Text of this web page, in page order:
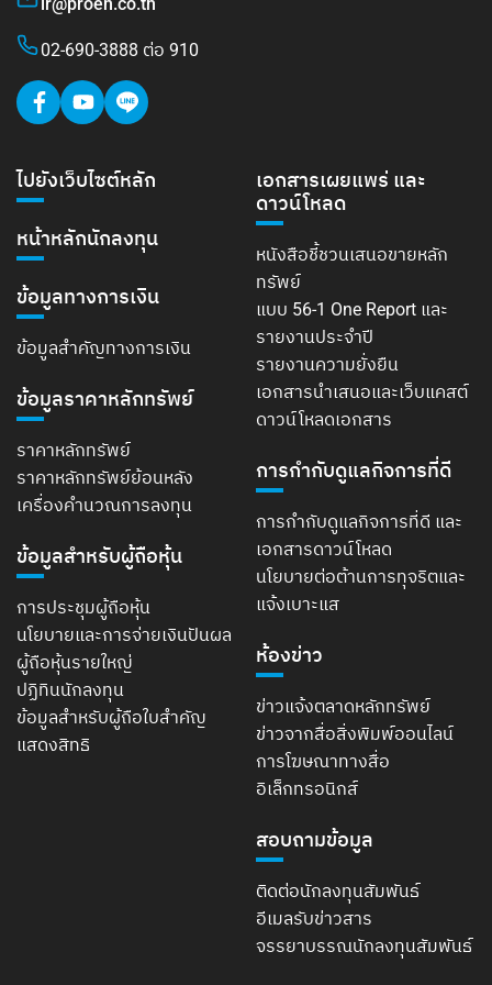
02-690-3888 ต่อ 910
ไปยังเว็บไซต์หลัก
หน้าหลักนักลงทุน
ข้อมูลทางการเงิน
ข้อมูลสำคัญทางการเงิน
ข้อมูลราคาหลักทรัพย์
ราคาหลักทรัพย์
ราคาหลักทรัพย์ย้อนหลัง
เครื่องคำนวณการลงทุน
ข้อมูลสำหรับผู้ถือหุ้น
การประชุมผู้ถือหุ้น
นโยบายและการจ่ายเงินปันผล
ผู้ถือหุ้นรายใหญ่
ปฏิทินนักลงทุน
ข้อมูลสำหรับผู้ถือใบสำคัญ
แสดงสิทธิ
เอกสารเผยแพร่ และ
ดาวน์โหลด
หนังสือชี้ชวนเสนอขายหลัก
ทรัพย์
แบบ 56-1 One Report และ
รายงานประจำปี
รายงานความยั่งยืน
เอกสารนำเสนอและเว็บแคสต์
ดาวน์โหลดเอกสาร
การกำกับดูแลกิจการที่ดี
การกำกับดูแลกิจการที่ดี และ
เอกสารดาวน์โหลด
นโยบายต่อต้านการทุจริตและ
แจ้งเบาะแส
ห้องข่าว
ข่าวแจ้งตลาดหลักทรัพย์
ข่าวจากสื่อสิ่งพิมพ์ออนไลน์
การโฆษณาทางสื่อ
อิเล็กทรอนิกส์
สอบถามข้อมูล
ติดต่อนักลงทุนสัมพันธ์
อีเมลรับข่าวสาร
จรรยาบรรณนักลงทุนสัมพันธ์